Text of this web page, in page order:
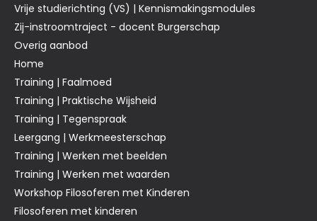
Vrije studierichting (VS) | Kennismakingsmodules
Zij-instroomtraject - docent Burgerschap
Overig aanbod
Home
Training | Faalmoed
Training | Praktische Wijsheid
Training | Tegenspraak
Leergang | Werkmeesterschap
Training | Werken met beelden
Training | Werken met waarden
Workshop Filosoferen met Kinderen
Filosoferen met kinderen